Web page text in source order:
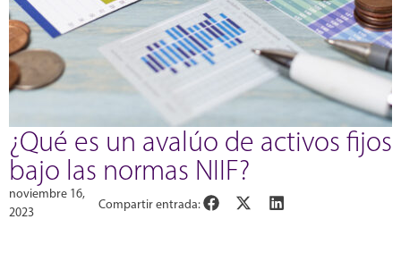
¿Qué es un avalúo de activos fijos
bajo las normas NIIF?
noviembre 16,
2023
Compartir entrada: